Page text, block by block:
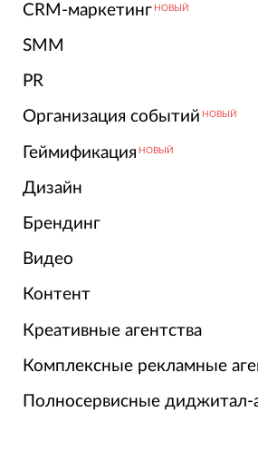
CRM-маркетинг НОВЫЙ
SMM
PR
Организация событий НОВЫЙ
Геймификация НОВЫЙ
Дизайн
Брендинг
Видео
Контент
Креативные агентства
Комплексные рекламные
Полносервисные диджитал-